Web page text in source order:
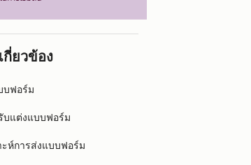
กี่ยวข้อง
บฟอร์ม
บแต่งแบบฟอร์ม
ะห์การส่งแบบฟอร์ม